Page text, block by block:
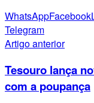
WhatsAppFacebook
Telegram
Artigo anterior
Tesouro lança
com a poupança